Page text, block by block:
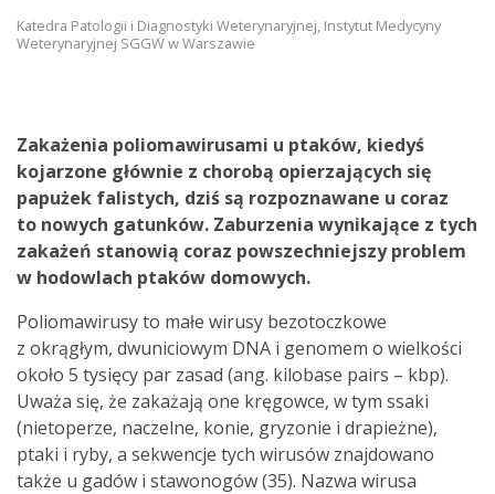
Katedra Patologii i Diagnostyki Weterynaryjnej, Instytut Medycyny
Weterynaryjnej SGGW w Warszawie
Zakażenia poliomawirusami u ptaków, kiedyś
kojarzone głównie z chorobą opierzających się
papużek falistych, dziś są rozpoznawane u coraz
to nowych gatunków. Zaburzenia wynikające z tych
zakażeń stanowią coraz powszechniejszy problem
w hodowlach ptaków domowych.
Poliomawirusy to małe wirusy bezotoczkowe
z okrągłym, dwuniciowym DNA i genomem o wielkości
około 5 tysięcy par zasad (ang. kilobase pairs – kbp).
Uważa się, że zakażają one kręgowce, w tym ssaki
(nietoperze, naczelne, konie, gryzonie i drapieżne),
ptaki i ryby, a sekwencje tych wirusów znajdowano
także u gadów i stawonogów (35). Nazwa wirusa